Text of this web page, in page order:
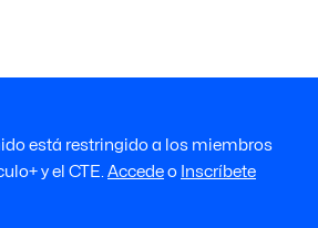
está restringido a los miembros
y el CTE. Accede o Inscríbete